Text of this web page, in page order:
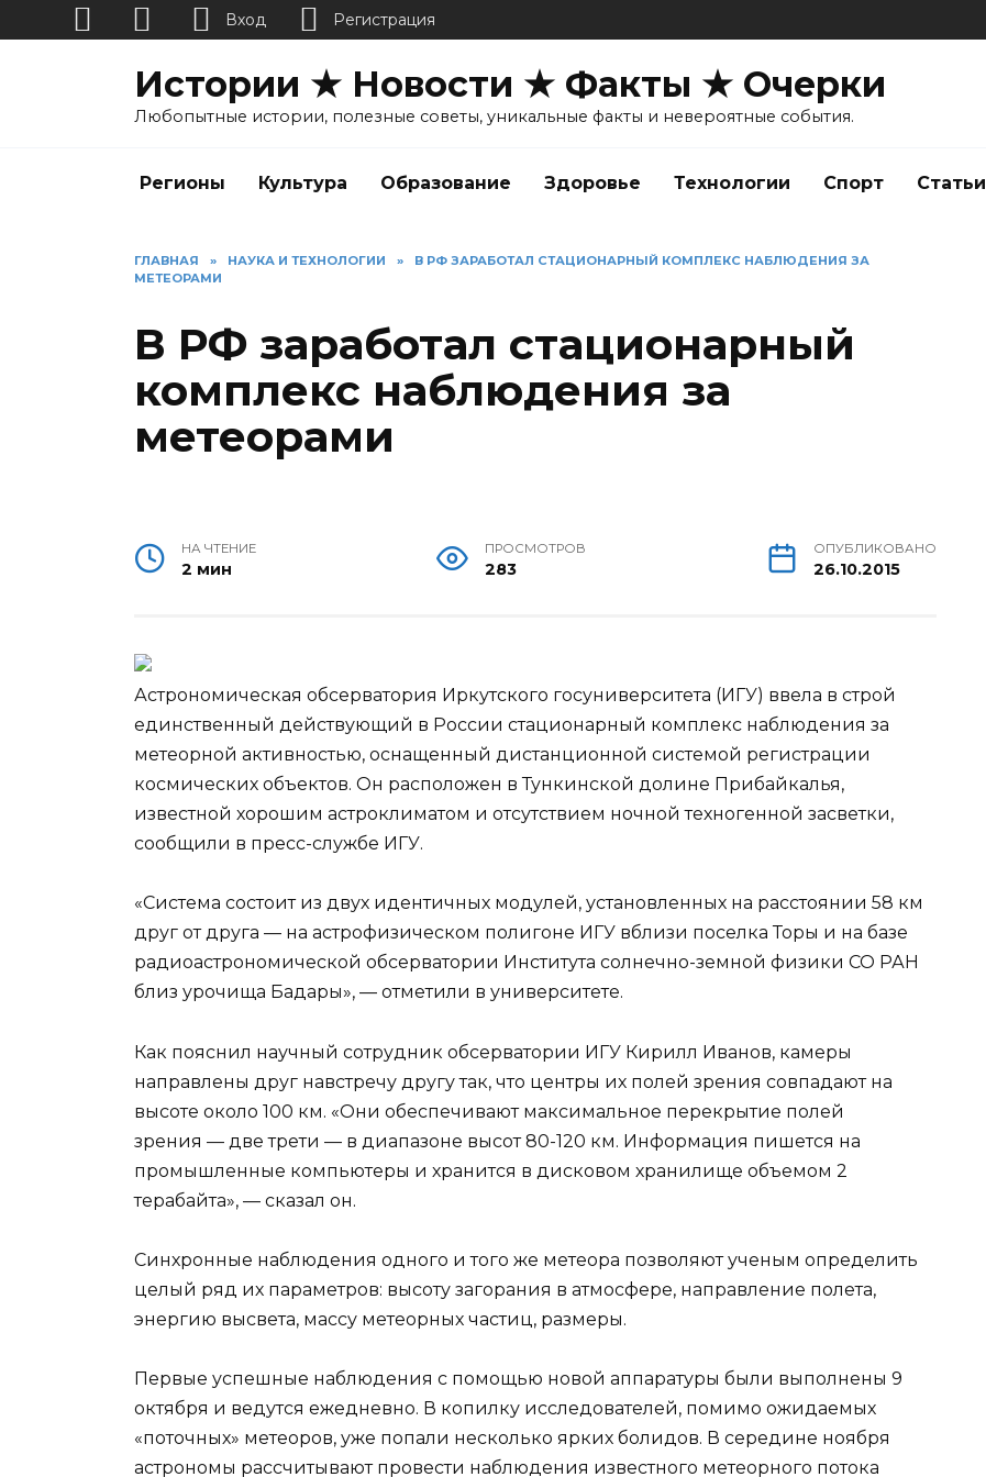
Истории ★ Новости ★ Факты ★ Очерки
Любопытные истории, полезные советы, уникальные факты и невероятные события.
Регионы Культура Образование Здоровье Технологии Спорт Статьи
ГЛАВНАЯ » НАУКА И ТЕХНОЛОГИИ »
В РФ ЗАРАБОТАЛ СТАЦИОНАРНЫЙ КОМПЛЕКС НАБЛЮДЕНИЯ ЗА
МЕТЕОРАМИ
В РФ заработал стационарный
комплекс наблюдения за
метеорами
НА ЧТЕНИЕ
2 мин
ПРОСМОТРОВ
283
ОПУБЛИКОВАНО
26.10.2015
Астрономическая обсерватория Иркутского госуниверситета (ИГУ) ввела в строй
единственный действующий в России стационарный комплекс наблюдения за
метеорной активностью, оснащенный дистанционной системой регистрации
космических объектов. Он расположен в Тункинской долине Прибайкалья,
известной хорошим астроклиматом и отсутствием ночной техногенной засветки,
сообщили в пресс-службе ИГУ.
«Система состоит из двух идентичных модулей, установленных на расстоянии 58 км
друг от друга — на астрофизическом полигоне ИГУ вблизи поселка Торы и на базе
радиоастрономической обсерватории Института солнечно-земной физики СО РАН
близ урочища Бадары», — отметили в университете.
Как пояснил научный сотрудник обсерватории ИГУ Кирилл Иванов, камеры
направлены друг навстречу другу так, что центры их полей зрения совпадают на
высоте около 100 км. «Они обеспечивают максимальное перекрытие полей
зрения — две трети — в диапазоне высот 80-120 км. Информация пишется на
промышленные компьютеры и хранится в дисковом хранилище объемом 2
терабайта», — сказал он.
Синхронные наблюдения одного и того же метеора позволяют ученым определить
целый ряд их параметров: высоту загорания в атмосфере, направление полета,
энергию высвета, массу метеорных частиц, размеры.
Первые успешные наблюдения с помощью новой аппаратуры были выполнены 9
октября и ведутся ежедневно. В копилку исследователей, помимо ожидаемых
«поточных» метеоров, уже попали несколько ярких болидов. В середине ноября
астрономы рассчитывают провести наблюдения известного метеорного потока
Вход Регистрация